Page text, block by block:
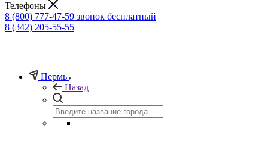
Телефоны
8 (800) 777-47-59 звонок бесплатный
8 (342) 205-55-55
Пермь
Назад